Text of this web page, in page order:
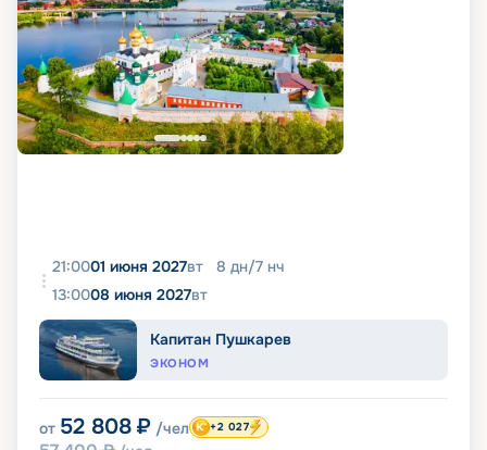
21:0001 июня 2027вт 8 дн/7 нч
13:0008 июня 2027вт
Капитан Пушкарев
ЭКОНОМ
от 52 808 ₽ /чел +2 027